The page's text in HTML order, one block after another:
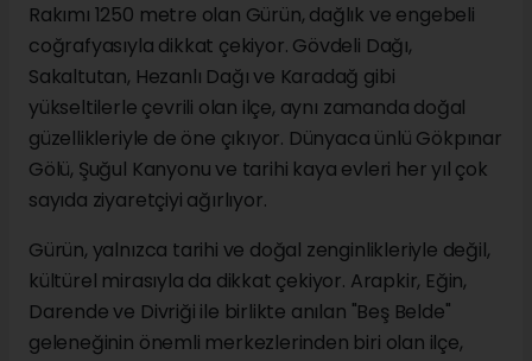
Rakımı 1250 metre olan Gürün, dağlık ve engebeli
coğrafyasıyla dikkat çekiyor. Gövdeli Dağı,
Sakaltutan, Hezanlı Dağı ve Karadağ gibi
yükseltilerle çevrili olan ilçe, aynı zamanda doğal
güzellikleriyle de öne çıkıyor. Dünyaca ünlü Gökpınar
Gölü, Şuğul Kanyonu ve tarihi kaya evleri her yıl çok
sayıda ziyaretçiyi ağırlıyor.
Gürün, yalnızca tarihi ve doğal zenginlikleriyle değil,
kültürel mirasıyla da dikkat çekiyor. Arapkir, Eğin,
Darende ve Divriği ile birlikte anılan "Beş Belde"
geleneğinin önemli merkezlerinden biri olan ilçe,